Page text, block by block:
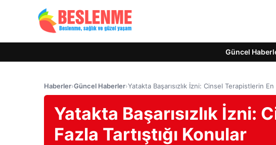
Güncel
Haberler›Güncel Haberler›Yatakta Başarısızlık İzni: Cinsel Terapistlerin En
Yatakta Başarısızlık İzni:
Fazla Tartıştığı Konular